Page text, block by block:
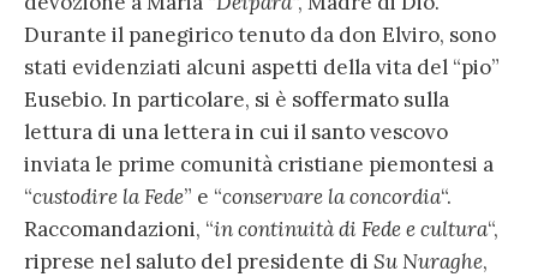
Durante il panegirico tenuto da don Elviro, sono
stati evidenziati alcuni aspetti della vita del “pio”
Eusebio. In particolare, si è soffermato sulla
lettura di una lettera in cui il santo vescovo
inviata le prime comunità cristiane piemontesi a
“custodire la Fede” e “conservare la concordia“.
Raccomandazioni, “in continuità di Fede e cultura“,
riprese nel saluto del presidente di Su Nuraghe,